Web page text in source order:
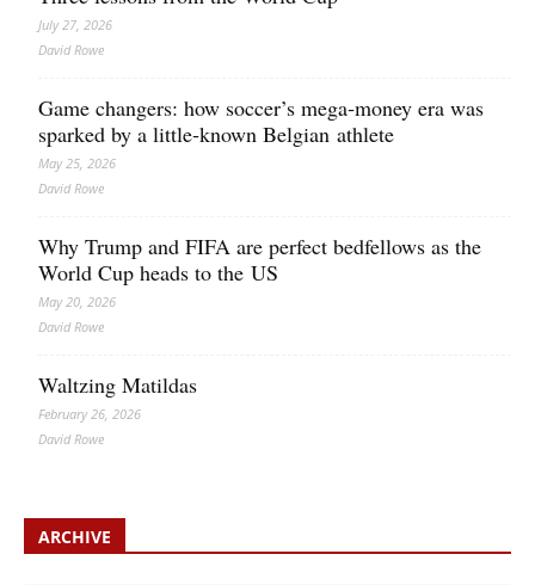
July 27, 2026
David Rowe
Game changers: how soccer’s mega‑money era was
sparked by a little‑known Belgian athlete
May 25, 2026
David Rowe
Why Trump and FIFA are perfect bedfellows as the
World Cup heads to the US
May 20, 2026
David Rowe
Waltzing Matildas
February 26, 2026
David Rowe
ARCHIVE